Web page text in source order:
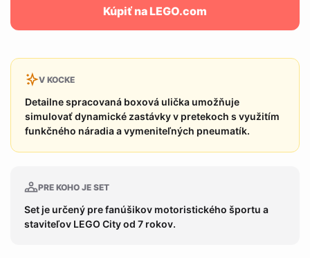
Kúpiť na LEGO.com
V KOCKE
Detailne spracovaná boxová ulička umožňuje
simulovať dynamické zastávky v pretekoch s využitím
funkčného náradia a vymeniteľných pneumatík.
PRE KOHO JE SET
Set je určený pre fanúšikov motoristického športu a
staviteľov LEGO City od 7 rokov.